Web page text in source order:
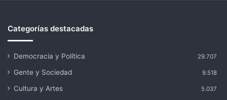
Categorías destacadas
Democracia y Política 29.707
Gente y Sociedad 9.518
Cultura y Artes 5.037